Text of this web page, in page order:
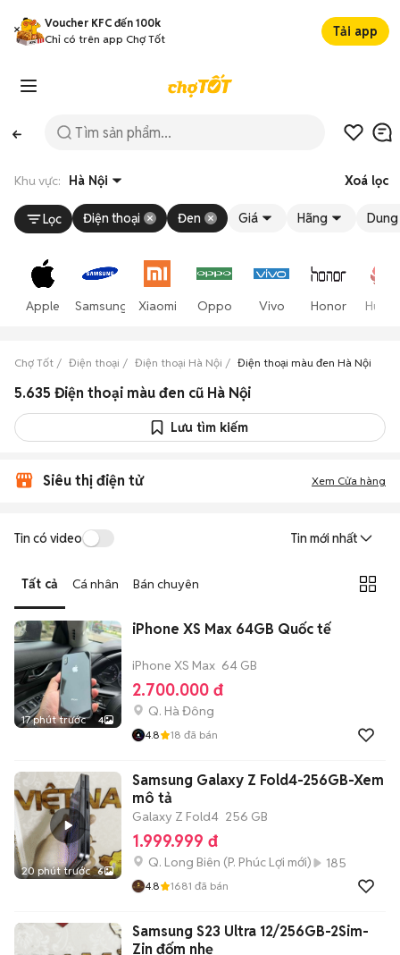
Voucher KFC đến 100k
Chỉ có trên app Chợ Tốt
Tải app
Khu vực: Hà Nội Xoá lọc
Lọc Điện thoại Đen Giá Hãng
Apple Samsung Xiaomi Oppo Vivo Honor
Chợ Tốt Điện thoại Điện thoại Hà Nội Điện thoại màu đen Hà Nội
5.635 Điện thoại màu đen cũ Hà Nội
Lưu tìm kiếm
Siêu thị điện tử Xem Cửa hàng
Tin có video Tin mới nhất
Tất cả Cá nhân Bán chuyên
17 phút trước 4
iPhone XS Max 64GB Quốc tế
iPhone XS Max 64 GB
2.700.000 đ
Q. Hà Đông
4.8 18 đã bán
20 phút trước 6
Samsung Galaxy Z Fold4-256GB-Xem
mô tả
Galaxy Z Fold4 256 GB
1.999.999 đ
Q. Long Biên (P. Phúc Lợi mới) 185
4.8 1681 đã bán
Samsung S23 Ultra 12/256GB-2Sim-
Zin đốm nhẹ